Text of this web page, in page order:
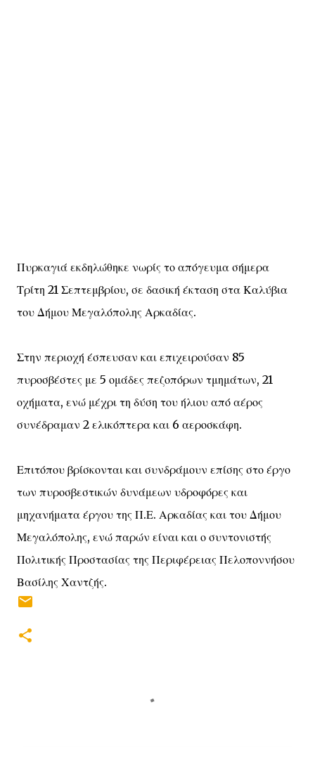
Πυρκαγιά εκδηλώθηκε νωρίς το απόγευμα σήμερα
Τρίτη 21 Σεπτεμβρίου, σε δασική έκταση στα Καλύβια
του Δήμου Μεγαλόπολης Αρκαδίας.
Στην περιοχή έσπευσαν και επιχειρούσαν 85
πυροσβέστες με 5 ομάδες πεζοπόρων τμημάτων, 21
οχήματα, ενώ μέχρι τη δύση του ήλιου από αέρος
συνέδραμαν 2 ελικόπτερα και 6 αεροσκάφη.
Επιτόπου βρίσκονται και συνδράμουν επίσης στο έργο
των πυροσβεστικών δυνάμεων υδροφόρες και
μηχανήματα έργου της Π.Ε. Αρκαδίας και του Δήμου
Μεγαλόπολης, ενώ παρών είναι και ο συντονιστής
Πολιτικής Προστασίας της Περιφέρειας Πελοποννήσου
Βασίλης Χαντζής.